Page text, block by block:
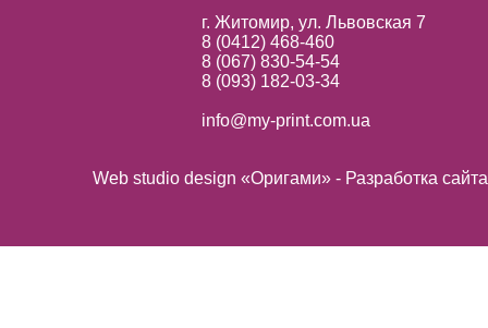
г. Житомир, ул. Львовская 7
8 (0412) 468-460
8 (067) 830-54-54
8 (093) 182-03-34
info@my-print.com.ua
Web studio design «Оригами» - Разработка